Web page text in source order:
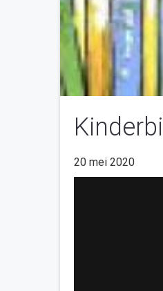
20 mei 2020